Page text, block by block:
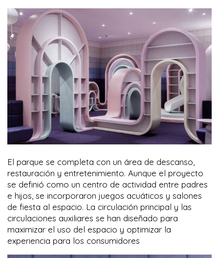
El parque se completa con un área de descanso,
restauración y entretenimiento. Aunque el proyecto
se definió como un centro de actividad entre padres
e hijos, se incorporaron juegos acuáticos y salones
de fiesta al espacio. La circulación principal y las
circulaciones auxiliares se han diseñado para
maximizar el uso del espacio y optimizar la
experiencia para los consumidores